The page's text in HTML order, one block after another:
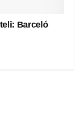
Barceló